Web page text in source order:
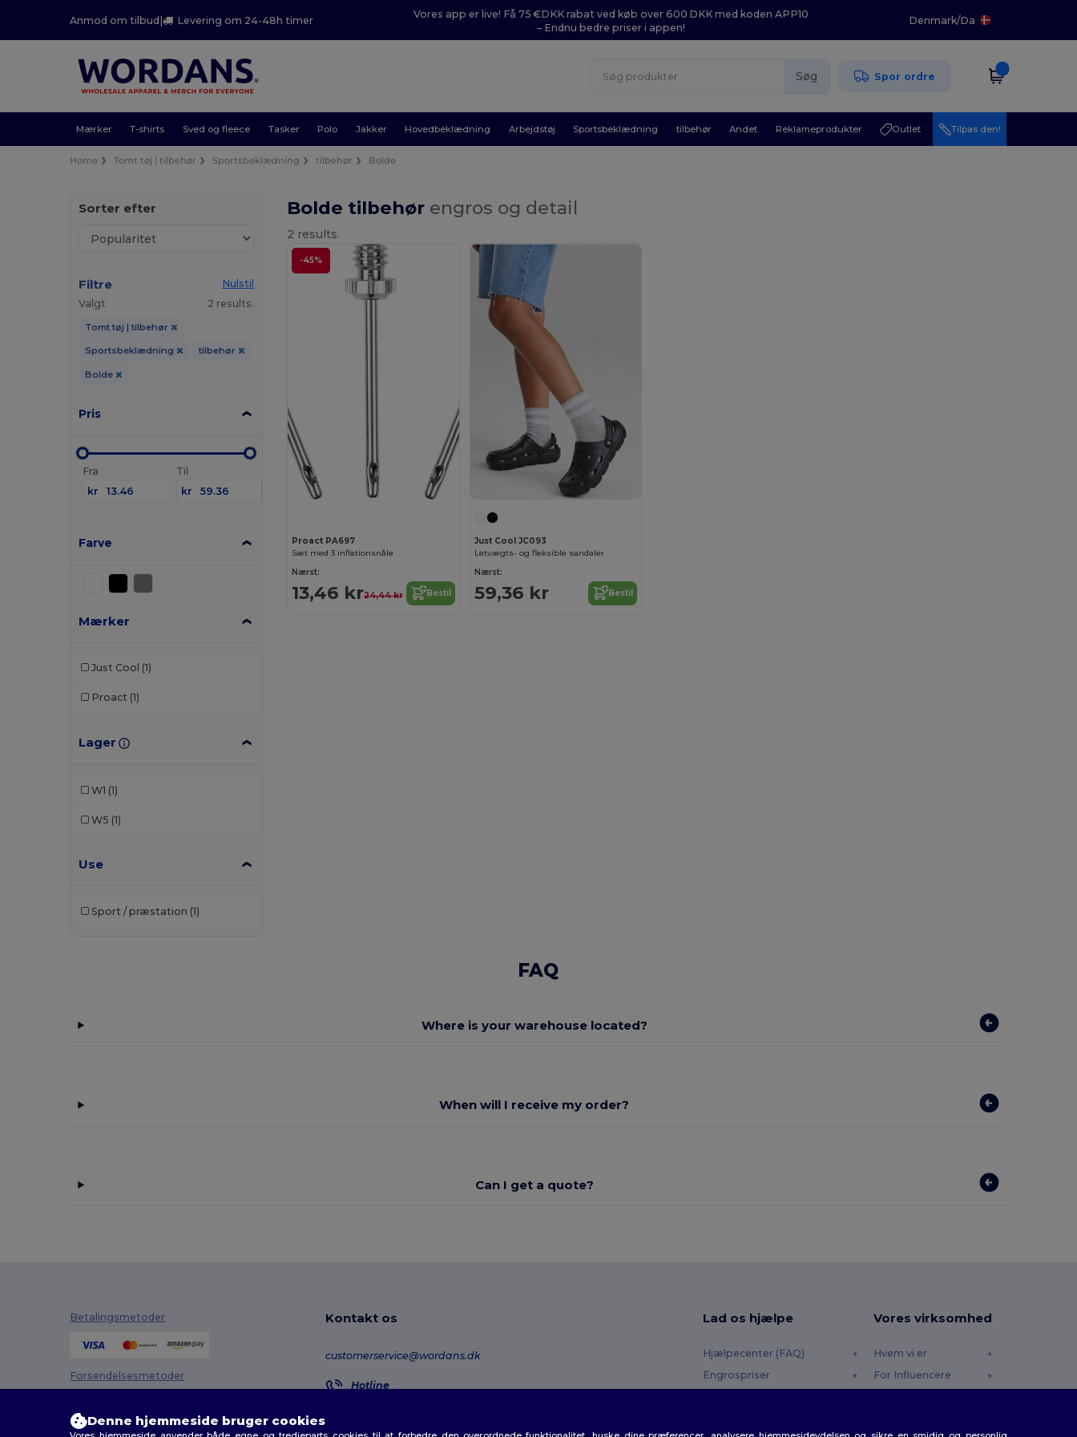
Anmod om tilbud| Levering om 24-48h timer
Vores app er live! Få 75 €DKK rabat ved køb over 600 DKK med koden APP10
– Endnu bedre priser i appen!
Denmark/Da
Søg Spor ordre
Mærker T-shirts Sved og fleece Tasker Polo Jakker Hovedbeklædning Arbejdstøj Sportsbeklædning tilbehør Andet Reklameprodukter Outlet Tilpas den!
Home Tomt tøj | tilbehør Sportsbeklædning tilbehør Bolde
Sorter efter
Filtre
Nulstil
Valgt
2 results.
Tomt tøj | tilbehør
Sportsbeklædning tilbehør
Bolde
Pris
Fra
kr
Til
kr
Farve
Mærker
Just Cool (1)
Proact (1)
Lager
W1 (1)
W5 (1)
Use
Sport / præstation (1)
Bolde tilbehør engros og detail
2 results.
-45%
Proact PA697
Sæt med 3 inflationsnåle
Nærst:
13,46 kr24,44 kr Bestil
Just Cool JC093
Letvægts- og fleksible sandaler
Nærst:
59,36 kr Bestil
FAQ
Where is your warehouse located?
When will I receive my order?
Can I get a quote?
Betalingsmetoder
Forsendelsesmetoder
Kontakt os
customerservice@wordans.dk
Hotline
Lad os hjælpe
Hjælpecenter (FAQ)
Engrospriser
Vores virksomhed
Hvem vi er
For Influencere
Denne hjemmeside bruger cookies